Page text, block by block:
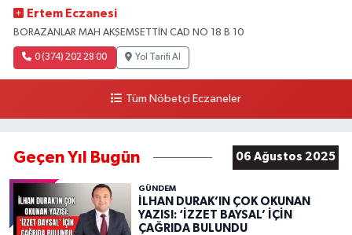
Ertem Eczanesi
BORAZANLAR MAH AKŞEMSETTİN CAD NO 18 B 10
0 (374) 202 28 00 Yol Tarifi Al
Tüm Nöbetçi Eczaneler
Geçen Yıl Bugün 06 Ağustos 2025
GÜNDEM
İLHAN DURAK’IN ÇOK OKUNAN
YAZISI: ‘İZZET BAYSAL’ İÇİN
ÇAĞRIDA BULUNDU